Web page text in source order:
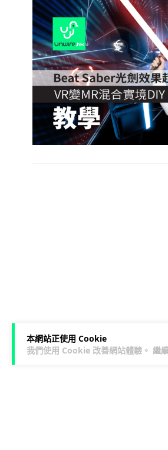
本網站正使用 Cookie
我們使用 Cookie 改善網站體驗。 繼